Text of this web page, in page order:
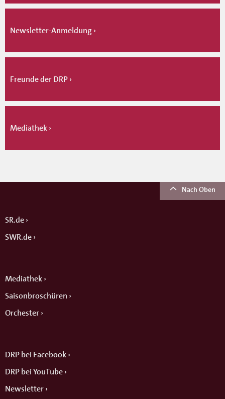
Newsletter-Anmeldung
Freunde der DRP
Mediathek
Nach Oben
SR.de
SWR.de
Mediathek
Saisonbroschüren
Orchester
DRP bei Facebook
DRP bei YouTube
Newsletter